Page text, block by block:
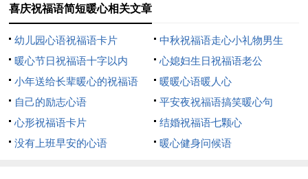
温了，为了我不痛苦，请你多穿衣服，多喝热水。为了我的幸
福，我祝你身体健康，合家欢乐。
10、珍惜拥有的点滴，感悟生命的朝气，用明日的成功回报
今天的努力；同窗的你，是否在十年后还能记起，这里，曾经有
一个朝夕相处的知己，愿明天你更神气！
11、周末的生活愉快愉快，但是疲惫加倍。适应的是周一，
辛苦的是周二。疲惫刚过，压力来过，周二的任务接踵而来。牛
喜庆祝福语简短暖心相关文章
幼儿园心语祝福语卡片
中秋祝福语走心小礼物男生
暖心节日祝福语十字以内
心媳妇生日祝福语老公
小年送给长辈暖心的祝福语
暖暖心语暖人心
自己的励志心语
平安夜祝福语搞笑暖心句
心形祝福语卡片
结婚祝福语七颗心
没有上班早安的心语
暖心健身问候语